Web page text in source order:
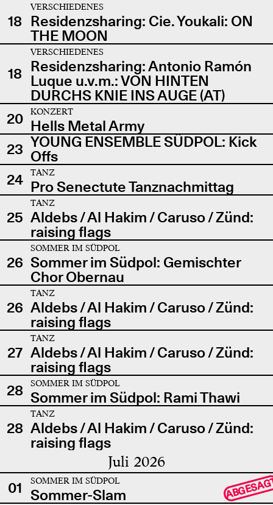
18
VERSCHIEDENES
Residenzsharing: Cie. Youkali: ON
THE MOON
18
VERSCHIEDENES
Residenzsharing: Antonio Ramón
Luque u.v.m.: VON HINTEN
DURCHS KNIE INS AUGE (AT)
20
KONZERT
Hells Metal Army
23 YOUNG ENSEMBLE SÜDPOL: Kick
Offs
24
TANZ
Pro Senectute Tanznachmittag
25
TANZ
Aldebs / Al Hakim / Caruso / Zünd:
raising flags
26
SOMMER IM SÜDPOL
Sommer im Südpol: Gemischter
Chor Obernau
26
TANZ
Aldebs / Al Hakim / Caruso / Zünd:
raising flags
27
TANZ
Aldebs / Al Hakim / Caruso / Zünd:
raising flags
28
SOMMER IM SÜDPOL
Sommer im Südpol: Rami Thawi
28
TANZ
Aldebs / Al Hakim / Caruso / Zünd:
raising flags
Juli 2026
01 SOMMER IM SÜDPOL
Sommer-Slam